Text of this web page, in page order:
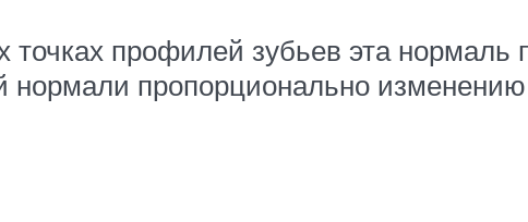
профилей зубьев эта нормаль
пропорционально